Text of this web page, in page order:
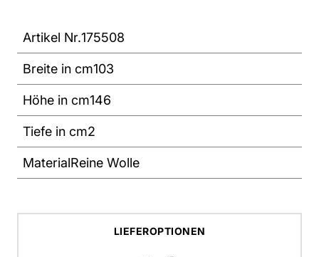
Artikel Nr.175508
Breite in cm103
Höhe in cm146
Tiefe in cm2
MaterialReine Wolle
LIEFEROPTIONEN